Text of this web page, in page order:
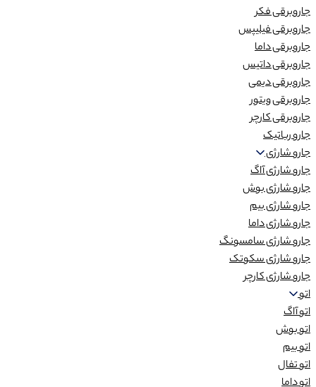
جاروبرقی فکر
جاروبرقی فیلیپس
جاروبرقی داما
جاروبرقی داتیس
جاروبرقی دیمی
جاروبرقی ویتور
جاروبرقی کارچر
جارو رباتیک
جارو شارژی
جارو شارژی آاگ
جارو شارژی بوش
جارو شارژی بیم
جارو شارژی داما
جارو شارژی سامسونگ
جارو شارژی سکوتک
جارو شارژی کارچر
اتو
اتو آاگ
اتو بوش
اتو بیم
اتو تفال
اتو داما